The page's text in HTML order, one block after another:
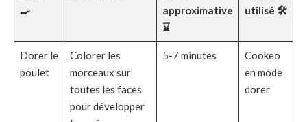
🍳
approximative
⌛
utilisé 🛠️
Dorer le
poulet
Colorer les
morceaux sur
toutes les faces
pour développer
5-7 minutes
Cookeo
en mode
dorer